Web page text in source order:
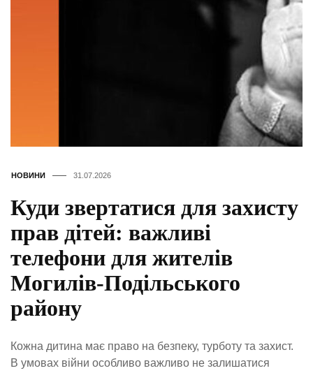
НОВИНИ 31.07.2026
Куди звертатися для захисту
прав дітей: важливі
телефони для жителів
Могилів-Подільського
району
Кожна дитина має право на безпеку, турботу та захист.
В умовах війни особливо важливо не залишатися